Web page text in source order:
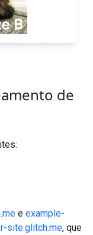
de
e example-
site.glitch.me, que